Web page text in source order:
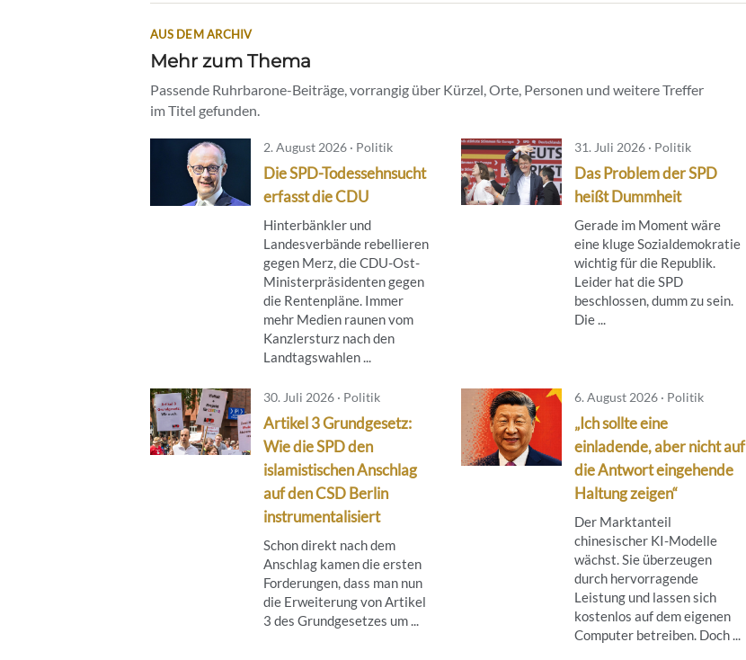
AUS DEM ARCHIV
Mehr zum Thema
Passende Ruhrbarone-Beiträge, vorrangig über Kürzel, Orte, Personen und weitere Treffer
im Titel gefunden.
2. August 2026 · Politik
Die SPD-Todessehnsucht
erfasst die CDU
Hinterbänkler und
Landesverbände rebellieren
gegen Merz, die CDU-Ost-
Ministerpräsidenten gegen
die Rentenpläne. Immer
mehr Medien raunen vom
Kanzlersturz nach den
Landtagswahlen ...
31. Juli 2026 · Politik
Das Problem der SPD
heißt Dummheit
Gerade im Moment wäre
eine kluge Sozialdemokratie
wichtig für die Republik.
Leider hat die SPD
beschlossen, dumm zu sein.
Die ...
30. Juli 2026 · Politik
Artikel 3 Grundgesetz:
Wie die SPD den
islamistischen Anschlag
auf den CSD Berlin
instrumentalisiert
Schon direkt nach dem
Anschlag kamen die ersten
Forderungen, dass man nun
die Erweiterung von Artikel
3 des Grundgesetzes um ...
6. August 2026 · Politik
„Ich sollte eine
einladende, aber nicht auf
die Antwort eingehende
Haltung zeigen“
Der Marktanteil
chinesischer KI-Modelle
wächst. Sie überzeugen
durch hervorragende
Leistung und lassen sich
kostenlos auf dem eigenen
Computer betreiben. Doch ...